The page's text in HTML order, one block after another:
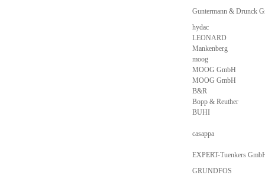
Guntermann & Drunck
hydac
LEONARD
Mankenberg
moog
MOOG GmbH
MOOG GmbH
B&R
Bopp & Reuther
BUHI
casappa
EXPERT-Tuenkers
GRUNDFOS